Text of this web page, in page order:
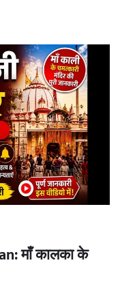
माँ कालका के